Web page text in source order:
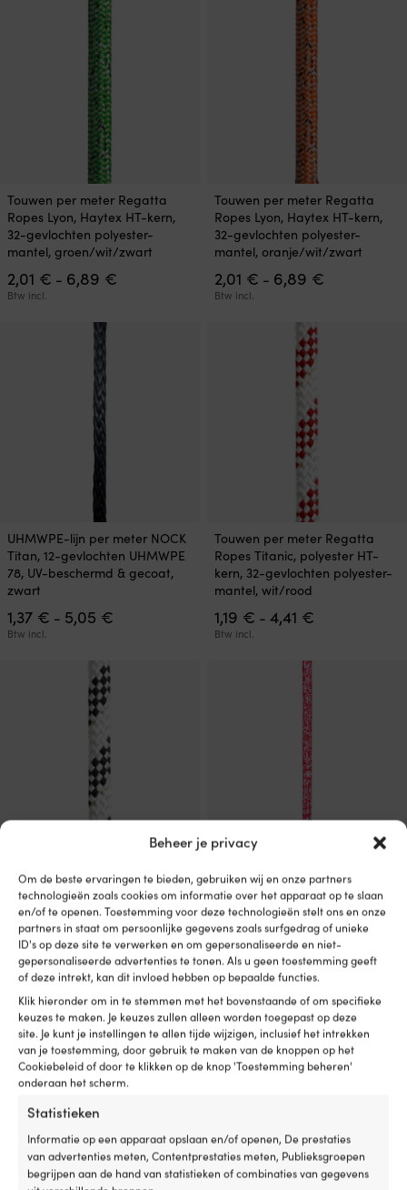
Beheer je privacy
Om de beste ervaringen te bieden, gebruiken wij en onze partners
technologieën zoals cookies om informatie over het apparaat op te slaan
en/of te openen. Toestemming voor deze technologieën stelt ons en onze
partners in staat om persoonlijke gegevens zoals surfgedrag of unieke
ID's op deze site te verwerken en om gepersonaliseerde en niet-
gepersonaliseerde advertenties te tonen. Als u geen toestemming geeft
of deze intrekt, kan dit invloed hebben op bepaalde functies.
Klik hieronder om in te stemmen met het bovenstaande of om specifieke
keuzes te maken. Je keuzes zullen alleen worden toegepast op deze
site. Je kunt je instellingen te allen tijde wijzigen, inclusief het intrekken
van je toestemming, door gebruik te maken van de knoppen op het
Cookiebeleid of door te klikken op de knop 'Toestemming beheren'
onderaan het scherm.
Statistieken
Informatie op een apparaat opslaan en/of openen, De prestaties
van advertenties meten, Contentprestaties meten, Publieksgroepen
begrijpen aan de hand van statistieken of combinaties van gegevens
productpagina
productpagina
Dit
product
heeft
meerdere
variaties.
Deze
optie
productpagina
Touwen per meter Regatta
Ropes Lyon, Haytex HT-kern,
32-gevlochten polyester-
mantel, groen/wit/zwart
2,01 € - 6,89 €
Btw incl.
Dit
product
heeft
meerdere
variaties.
Deze
optie
Touwen per meter Regatta
Ropes Lyon, Haytex HT-kern,
32-gevlochten polyester-
mantel, oranje/wit/zwart
2,01 € - 6,89 €Prijsklasse:
Btw incl.
Dit
product
heeft
meerdere
variaties.
Deze
optie
UHMWPE-lijn per meter NOCK
Titan, 12-gevlochten UHMWPE
78, UV-beschermd & gecoat,
zwart
1,37 € - 5,05 €
Btw incl.
Dit
product
heeft
meerdere
variaties.
Deze
optie
productpagina
Touwen per meter Regatta
Ropes Titanic, polyester HT-
kern, 32-gevlochten polyester-
mantel, wit/rood
1,19 € - 4,41 €Prijsklasse:
Btw incl.
product
heeft
meerdere
variaties.
Deze
optie
gekozen
worden
productpagina
Touwen per meter Regatta
Ropes Titanic, polyester HT-
kern, 32-gevlochten polyester-
mantel, wit/zwart
1,19€- 4,41€Prijsklasse:
1,19 €
tot
4,41 €
Btw incl.
product
heeft
meerdere
variaties.
Deze
optie
kan
gekozen
worden
op
de
productpagina
Touwen per meter NOCK
Unlimited Pro, UHMWPE 78-
kern, 32-gevlochten polyester-
mantel, wit/rood
2,11€ -5,51€Prijsklasse:
2,11 €
tot
5,51 €
Btw incl.